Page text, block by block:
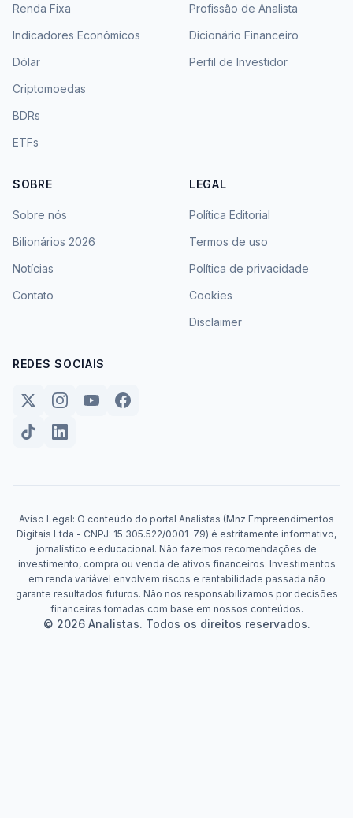
Renda Fixa
Indicadores Econômicos
Dólar
Criptomoedas
BDRs
ETFs
Profissão de Analista
Dicionário Financeiro
Perfil de Investidor
SOBRE
Sobre nós
Bilionários 2026
Notícias
Contato
LEGAL
Política Editorial
Termos de uso
Política de privacidade
Cookies
Disclaimer
REDES SOCIAIS
Aviso Legal: O conteúdo do portal Analistas (Mnz Empreendimentos
Digitais Ltda - CNPJ: 15.305.522/0001-79) é estritamente informativo,
jornalístico e educacional. Não fazemos recomendações de
investimento, compra ou venda de ativos financeiros. Investimentos
em renda variável envolvem riscos e rentabilidade passada não
garante resultados futuros. Não nos responsabilizamos por decisões
financeiras tomadas com base em nossos conteúdos.
© 2026 Analistas. Todos os direitos reservados.